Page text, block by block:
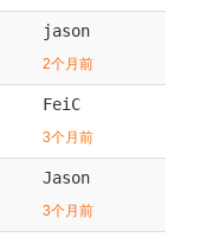
jason
2个月前
FeiC
3个月前
Jason
3个月前